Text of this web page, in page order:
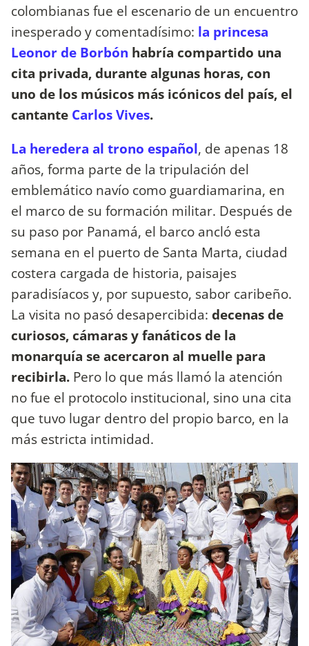
colombianas fue el escenario de un encuentro
inesperado y comentadísimo: la princesa
Leonor de Borbón habría compartido una
cita privada, durante algunas horas, con
uno de los músicos más icónicos del país, el
cantante Carlos Vives.
La heredera al trono español, de apenas 18
años, forma parte de la tripulación del
emblemático navío como guardiamarina, en
el marco de su formación militar. Después de
su paso por Panamá, el barco ancló esta
semana en el puerto de Santa Marta, ciudad
costera cargada de historia, paisajes
paradisíacos y, por supuesto, sabor caribeño.
La visita no pasó desapercibida: decenas de
curiosos, cámaras y fanáticos de la
monarquía se acercaron al muelle para
recibirla. Pero lo que más llamó la atención
no fue el protocolo institucional, sino una cita
que tuvo lugar dentro del propio barco, en la
más estricta intimidad.